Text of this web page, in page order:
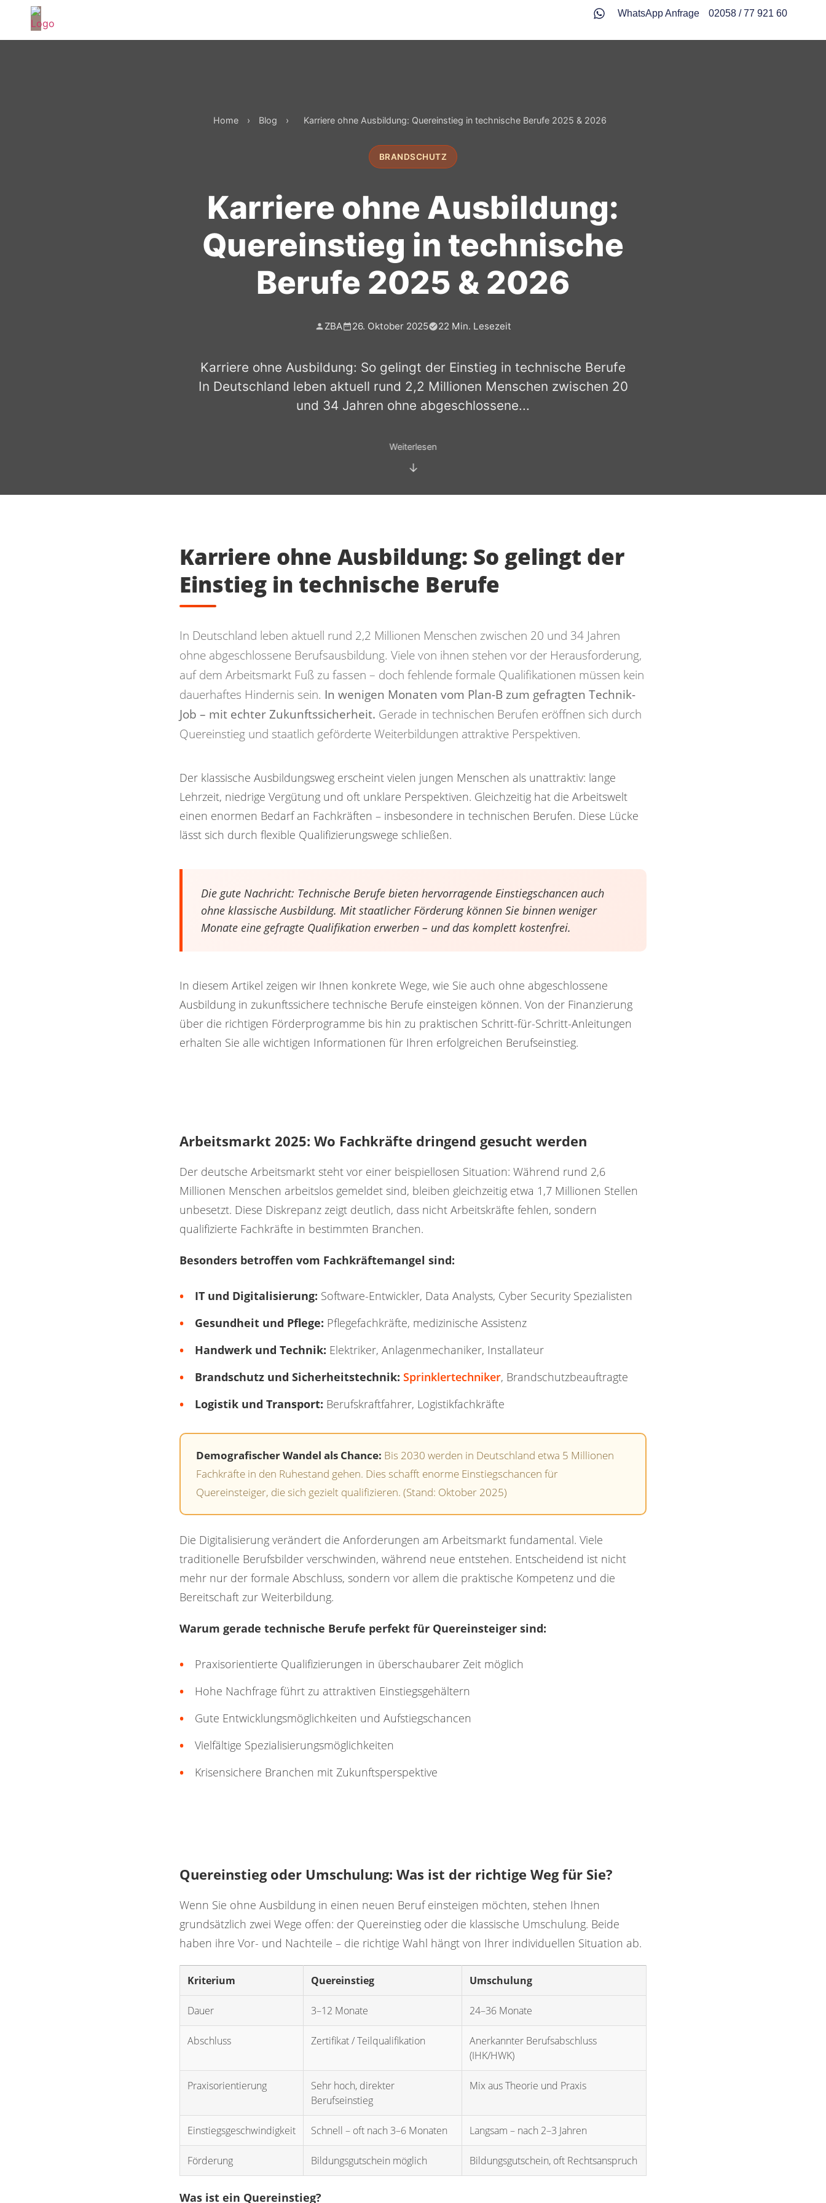
WhatsApp Anfrage 02058 / 77 921 60
Home › Blog › Karriere ohne Ausbildung: Quereinstieg in technische Berufe 2025 & 2026
BRANDSCHUTZ
Karriere ohne Ausbildung:
Quereinstieg in technische
Berufe 2025 & 2026
ZBA 26. Oktober 2025 22 Min. Lesezeit
Karriere ohne Ausbildung: So gelingt der Einstieg in technische Berufe
In Deutschland leben aktuell rund 2,2 Millionen Menschen zwischen 20
und 34 Jahren ohne abgeschlossene...
Weiterlesen
↓
Karriere ohne Ausbildung: So gelingt der
Einstieg in technische Berufe
In Deutschland leben aktuell rund 2,2 Millionen Menschen zwischen 20 und 34 Jahren
ohne abgeschlossene Berufsausbildung. Viele von ihnen stehen vor der Herausforderung,
auf dem Arbeitsmarkt Fuß zu fassen – doch fehlende formale Qualifikationen müssen kein
dauerhaftes Hindernis sein. In wenigen Monaten vom Plan-B zum gefragten Technik-
Job – mit echter Zukunftssicherheit. Gerade in technischen Berufen eröffnen sich durch
Quereinstieg und staatlich geförderte Weiterbildungen attraktive Perspektiven.
Der klassische Ausbildungsweg erscheint vielen jungen Menschen als unattraktiv: lange
Lehrzeit, niedrige Vergütung und oft unklare Perspektiven. Gleichzeitig hat die Arbeitswelt
einen enormen Bedarf an Fachkräften – insbesondere in technischen Berufen. Diese Lücke
lässt sich durch flexible Qualifizierungswege schließen.
Die gute Nachricht: Technische Berufe bieten hervorragende Einstiegschancen auch
ohne klassische Ausbildung. Mit staatlicher Förderung können Sie binnen weniger
Monate eine gefragte Qualifikation erwerben – und das komplett kostenfrei.
In diesem Artikel zeigen wir Ihnen konkrete Wege, wie Sie auch ohne abgeschlossene
Ausbildung in zukunftssichere technische Berufe einsteigen können. Von der Finanzierung
über die richtigen Förderprogramme bis hin zu praktischen Schritt-für-Schritt-Anleitungen
erhalten Sie alle wichtigen Informationen für Ihren erfolgreichen Berufseinstieg.
Arbeitsmarkt 2025: Wo Fachkräfte dringend gesucht werden
Der deutsche Arbeitsmarkt steht vor einer beispiellosen Situation: Während rund 2,6
Millionen Menschen arbeitslos gemeldet sind, bleiben gleichzeitig etwa 1,7 Millionen Stellen
unbesetzt. Diese Diskrepanz zeigt deutlich, dass nicht Arbeitskräfte fehlen, sondern
qualifizierte Fachkräfte in bestimmten Branchen.
Besonders betroffen vom Fachkräftemangel sind:
IT und Digitalisierung: Software-Entwickler, Data Analysts, Cyber Security Spezialisten
Gesundheit und Pflege: Pflegefachkräfte, medizinische Assistenz
Handwerk und Technik: Elektriker, Anlagenmechaniker, Installateur
Brandschutz und Sicherheitstechnik: Sprinklertechniker, Brandschutzbeauftragte
Logistik und Transport: Berufskraftfahrer, Logistikfachkräfte
Demografischer Wandel als Chance: Bis 2030 werden in Deutschland etwa 5 Millionen
Fachkräfte in den Ruhestand gehen. Dies schafft enorme Einstiegschancen für
Quereinsteiger, die sich gezielt qualifizieren. (Stand: Oktober 2025)
Die Digitalisierung verändert die Anforderungen am Arbeitsmarkt fundamental. Viele
traditionelle Berufsbilder verschwinden, während neue entstehen. Entscheidend ist nicht
mehr nur der formale Abschluss, sondern vor allem die praktische Kompetenz und die
Bereitschaft zur Weiterbildung.
Warum gerade technische Berufe perfekt für Quereinsteiger sind:
Praxisorientierte Qualifizierungen in überschaubarer Zeit möglich
Hohe Nachfrage führt zu attraktiven Einstiegsgehältern
Gute Entwicklungsmöglichkeiten und Aufstiegschancen
Vielfältige Spezialisierungsmöglichkeiten
Krisensichere Branchen mit Zukunftsperspektive
Quereinstieg oder Umschulung: Was ist der richtige Weg für Sie?
Wenn Sie ohne Ausbildung in einen neuen Beruf einsteigen möchten, stehen Ihnen
grundsätzlich zwei Wege offen: der Quereinstieg oder die klassische Umschulung. Beide
haben ihre Vor- und Nachteile – die richtige Wahl hängt von Ihrer individuellen Situation ab.
Kriterium Quereinstieg Umschulung
Dauer 3–12 Monate 24–36 Monate
Abschluss Zertifikat / Teilqualifikation
Anerkannter Berufsabschluss
(IHK/HWK)
Praxisorientierung
Sehr hoch, direkter
Berufseinstieg
Mix aus Theorie und Praxis
Einstiegsgeschwindigkeit Schnell – oft nach 3–6 Monaten Langsam – nach 2–3 Jahren
Förderung Bildungsgutschein möglich Bildungsgutschein, oft Rechtsanspruch
Was ist ein Quereinstieg?